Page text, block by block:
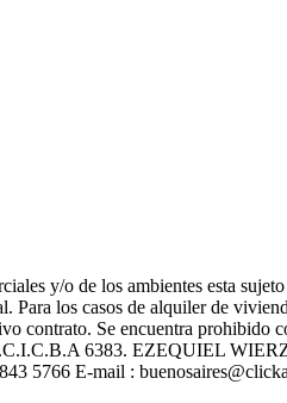
y/o de los ambientes esta
Para los casos de alquiler de
contrato. Se encuentra prohibido
6383. EZEQUIEL
E-mail :